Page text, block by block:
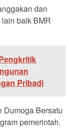
dan
baik BMR
Pribadi
Dumoga Bersatu
pemerintah.